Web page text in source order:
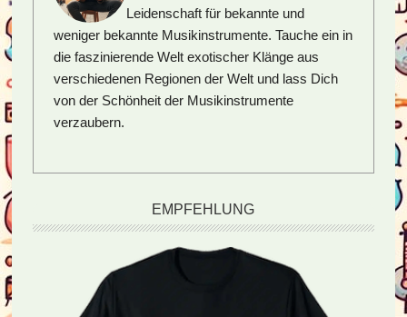
Leidenschaft für bekannte und
weniger bekannte Musikinstrumente. Tauche ein in
die faszinierende Welt exotischer Klänge aus
verschiedenen Regionen der Welt und lass Dich
von der Schönheit der Musikinstrumente
verzaubern.
EMPFEHLUNG